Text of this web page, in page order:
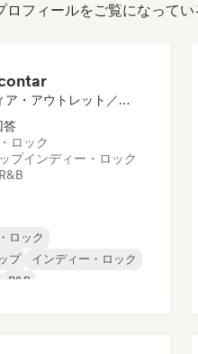
フィールをご覧になってい
メディア・アウトレット／ジャーナリスト
答
ロック
プインディー・ロック
R&B
ロック
プ
インディー・ロック
R&B